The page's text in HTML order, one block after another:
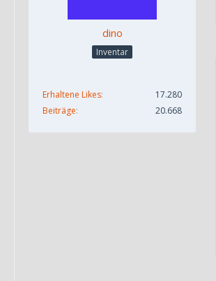
dino
Inventar
Erhaltene Likes
17.280
Beiträge
20.668